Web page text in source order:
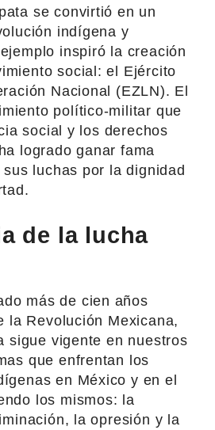
se convirtió en un
indígena y
inspiró la creación
social: el Ejército
Nacional (EZLN). El
político-militar que
social y los derechos
logrado ganar fama
luchas por la dignidad
de la lucha
más de cien años
la Revolución Mexicana,
sigue vigente en nuestros
que enfrentan los
en México y en el
los mismos: la
la opresión y la